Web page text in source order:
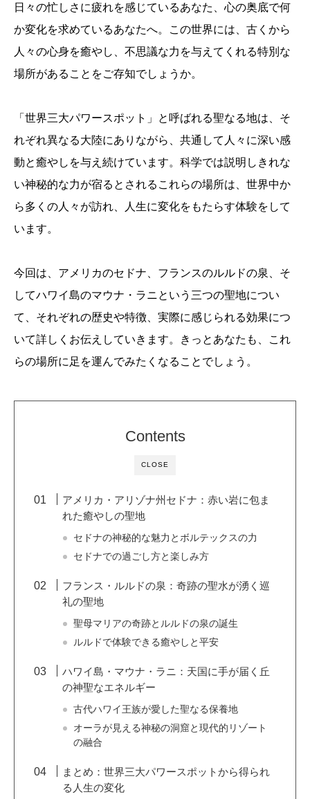
日々の忙しさに疲れを感じているあなた、心の奥底で何
か変化を求めているあなたへ。この世界には、古くから
人々の心身を癒やし、不思議な力を与えてくれる特別な
場所があることをご存知でしょうか。
「世界三大パワースポット」と呼ばれる聖なる地は、そ
れぞれ異なる大陸にありながら、共通して人々に深い感
動と癒やしを与え続けています。科学では説明しきれな
い神秘的な力が宿るとされるこれらの場所は、世界中か
ら多くの人々が訪れ、人生に変化をもたらす体験をして
います。
今回は、アメリカのセドナ、フランスのルルドの泉、そ
してハワイ島のマウナ・ラニという三つの聖地につい
て、それぞれの歴史や特徴、実際に感じられる効果につ
いて詳しくお伝えしていきます。きっとあなたも、これ
らの場所に足を運んでみたくなることでしょう。
CLOSE
Contents
アメリカ・アリゾナ州セドナ：赤い岩に包ま
れた癒やしの聖地
セドナの神秘的な魅力とボルテックスの力
セドナでの過ごし方と楽しみ方
フランス・ルルドの泉：奇跡の聖水が湧く巡
礼の聖地
聖母マリアの奇跡とルルドの泉の誕生
ルルドで体験できる癒やしと平安
ハワイ島・マウナ・ラニ：天国に手が届く丘
の神聖なエネルギー
古代ハワイ王族が愛した聖なる保養地
オーラが見える神秘の洞窟と現代的リゾート
の融合
まとめ：世界三大パワースポットから得られ
る人生の変化